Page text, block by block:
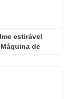
estirável
de